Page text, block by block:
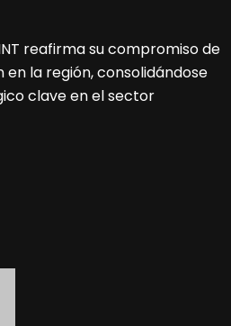
reafirma su compromiso de
la región, consolidándose
clave en el sector